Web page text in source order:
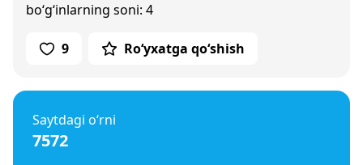
bo‘g‘inlarning soni: 4
9 Ro‘yxatga qo‘shish
Saytdagi o‘rni
7572